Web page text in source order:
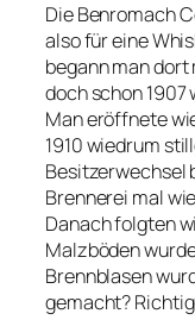
Die Benromach
also für eine
begann man dort
doch schon 1907
Man eröffnete
1910 wiedrum
Besitzerwechsel
Brennerei mal
Danach folgten
Malzböden
Brennblasen
gemacht?